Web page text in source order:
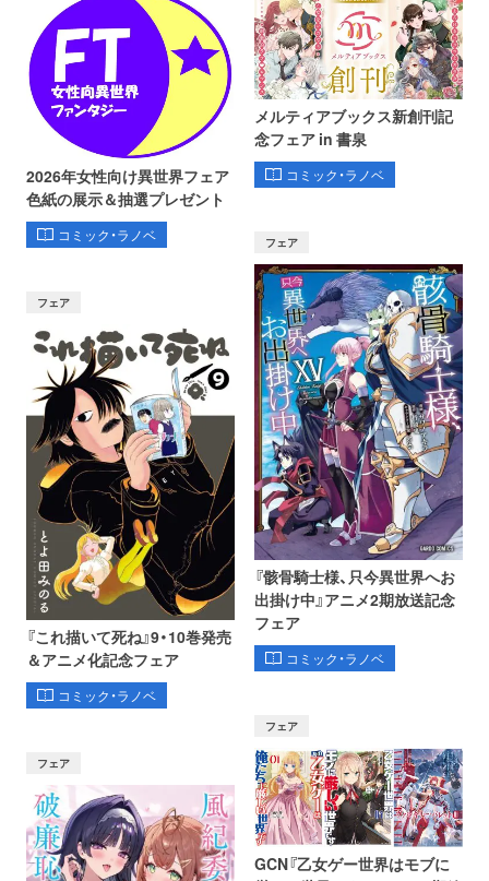
2026年女性向け異世界フェア
色紙の展示＆抽選プレゼント
コミック・ラノベ
メルティアブックス新創刊記
念フェア in 書泉
コミック・ラノベ
フェア
『これ描いて死ね』9・10巻発売
＆アニメ化記念フェア
コミック・ラノベ
フェア
『骸骨騎士様、只今異世界へお
出掛け中』アニメ2期放送記念
フェア
コミック・ラノベ
フェア
フェア
GCN『乙女ゲー世界はモブに